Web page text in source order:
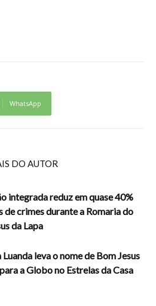
WhatsApp
DO AUTOR
integrada reduz em quase 40%
de crimes durante a Romaria do
da Lapa
leva o nome de Bom Jesus
a Globo no Estrelas da Casa